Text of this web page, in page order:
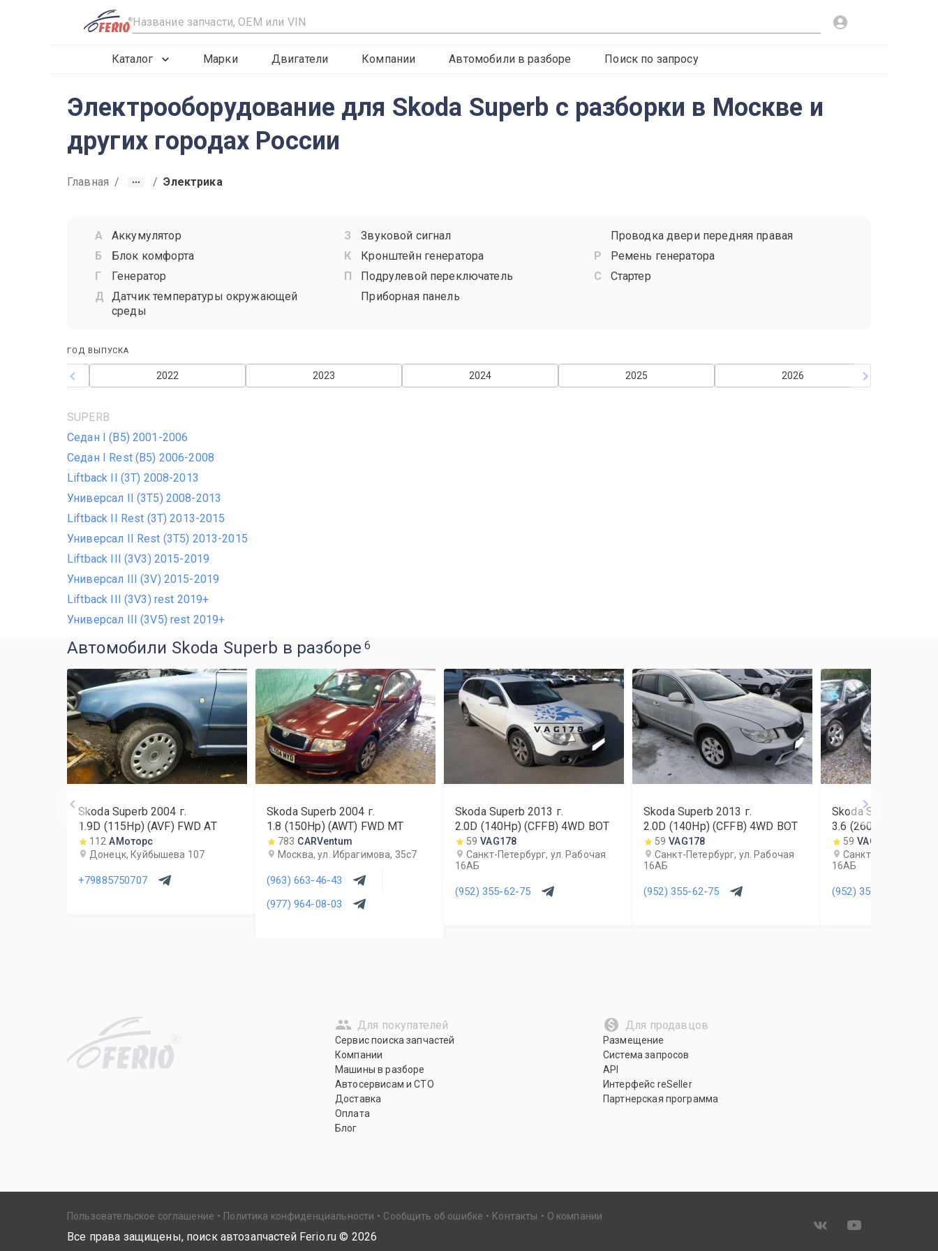
R
Каталог Марки Двигатели Компании Автомобили в разборе Поиск по запросу
Электрооборудование для Skoda Superb с разборки в Москве и
других городах России
Главная / / Электрика
Аккумулятор
Блок комфорта
Генератор
Датчик температуры окружающей
среды
Звуковой сигнал
Кронштейн генератора
Подрулевой переключатель
Приборная панель
Проводка двери передняя правая
Ремень генератора
Стартер
ГОД ВЫПУСКА
2026
2025
2024
2023
2022
SUPERB
Седан I (B5) 2001-2006
Седан I Rest (B5) 2006-2008
Liftback II (3T) 2008-2013
Универсал II (3T5) 2008-2013
Liftback II Rest (3T) 2013-2015
Универсал II Rest (3T5) 2013-2015
Liftback III (3V3) 2015-2019
Универсал III (3V) 2015-2019
Liftback III (3V3) rest 2019+
Универсал III (3V5) rest 2019+
Автомобили Skoda Superb в разборе 6
Skoda Superb 2004 г.
1.9D (115Hp) (AVF) FWD AT
112 АМоторс
Донецк, Куйбышева 107
+79885750707
Skoda Superb 2004 г.
1.8 (150Hp) (AWT) FWD MT
783 CARVentum
Москва, ул. Ибрагимова, 35с7
(963) 663-46-43
(977) 964-08-03
Skoda Superb 2013 г.
2.0D (140Hp) (CFFB) 4WD BOT
59 VAG178
Санкт-Петербург, ул. Рабочая
16АБ
(952) 355-62-75
Skoda Superb 2013 г.
2.0D (140Hp) (CFFB) 4WD BOT
59 VAG178
Санкт-Петербург, ул. Рабочая
16АБ
(952) 355-62-75
Skoda Superb
3.6 (260Hp) (CDVA)
59 VAG178
Санкт-Петербург,
16АБ
(952) 355-62-75
R
Для покупателей
Сервис поиска запчастей
Компании
Машины в разборе
Автосервисам и СТО
Доставка
Оплата
Блог
Для продавцов
Размещение
Система запросов
API
Интерфейс reSeller
Партнерская программа
Пользовательское соглашение Политика конфиденциальности Сообщить об ошибке Контакты О компании
Все права защищены, поиск автозапчастей Ferio.ru © 2026